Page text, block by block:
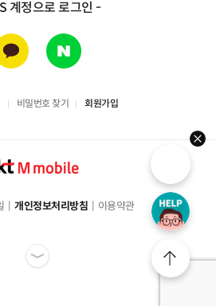
계정으로 로그인 -
카오
네이버
비밀번호 찾기 회원가입
개인정보처리방침 이용약관
help